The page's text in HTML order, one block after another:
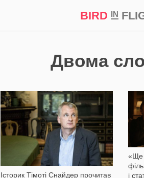
BIRD IN
Двома
Історик Тімоті Снайдер прочитав
2 045
«Ще
і